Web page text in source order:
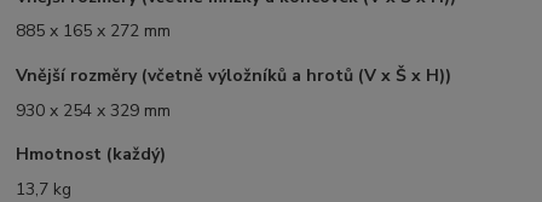
885 x 165 x 272 mm
Vnější rozměry (včetně výložníků a hrotů (V x Š x H))
930 x 254 x 329 mm
Hmotnost (každý)
13,7 kg